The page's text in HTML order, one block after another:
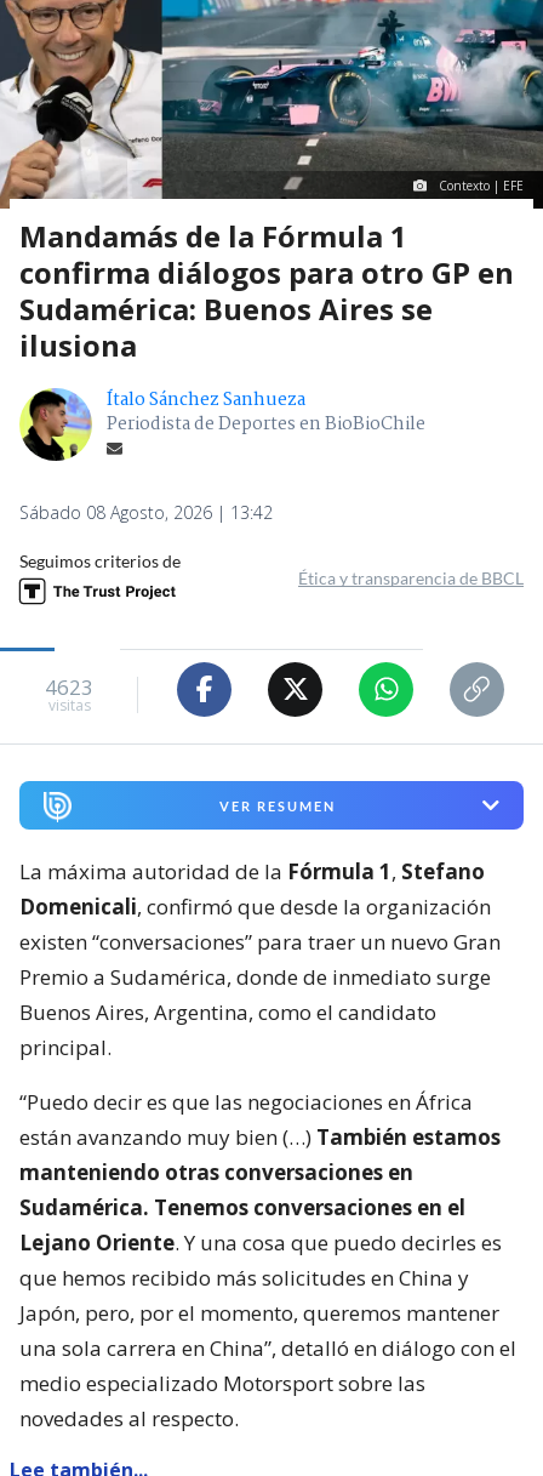
Contexto | EFE
Mandamás de la Fórmula 1
confirma diálogos para otro GP en
Sudamérica: Buenos Aires se
ilusiona
Ítalo Sánchez Sanhueza
Periodista de Deportes en BioBioChile
Sábado 08 Agosto, 2026 | 13:42
Seguimos criterios de
Ética y transparencia de BBCL
4623
visitas
VER RESUMEN
La máxima autoridad de la Fórmula 1, Stefano
Domenicali, confirmó que desde la organización
existen “conversaciones” para traer un nuevo Gran
Premio a Sudamérica, donde de inmediato surge
Buenos Aires, Argentina, como el candidato
principal.
“Puedo decir es que las negociaciones en África
están avanzando muy bien (…) También estamos
manteniendo otras conversaciones en
Sudamérica. Tenemos conversaciones en el
Lejano Oriente. Y una cosa que puedo decirles es
que hemos recibido más solicitudes en China y
Japón, pero, por el momento, queremos mantener
una sola carrera en China”, detalló en diálogo con el
medio especializado Motorsport sobre las
novedades al respecto.
Lee también...